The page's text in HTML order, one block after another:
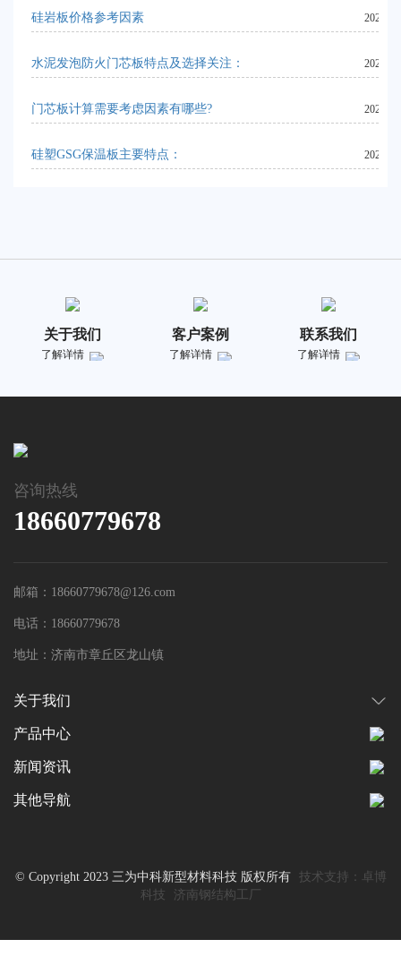
硅岩板价格参考因素 2023-
水泥发泡防火门芯板特点及选择关注： 2024-
门芯板计算需要考虑因素有哪些? 2024-
硅塑GSG保温板主要特点： 2023-
关于我们
了解详情
客户案例
了解详情
联系我们
了解详情
关于我们
产品中心
新闻资讯
其他导航
© Copyright 2023 三为中科新型材料科技 版权所有 技术支持：卓博
科技
济南钢结构工厂
咨询热线
18660779678
邮箱：18660779678@126.com
电话：18660779678
地址：济南市章丘区龙山镇